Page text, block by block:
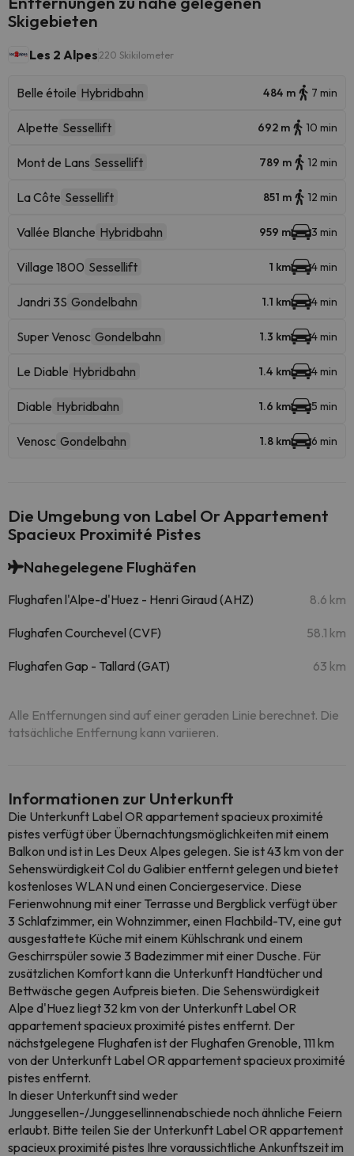
Skigebieten
Les 2 Alpes 220 Skikilometer
Belle étoile Hybridbahn 484 m 7 min
Alpette Sessellift 692 m 10 min
Mont de Lans Sessellift 789 m 12 min
La Côte Sessellift 851 m 12 min
Vallée Blanche Hybridbahn 959 m 3 min
Village 1800 Sessellift 1 km 4 min
Jandri 3S Gondelbahn 1.1 km 4 min
Super Venosc Gondelbahn 1.3 km 4 min
Le Diable Hybridbahn 1.4 km 4 min
Diable Hybridbahn 1.6 km 5 min
Venosc Gondelbahn 1.8 km 6 min
Die Umgebung von Label Or Appartement
Spacieux Proximité Pistes
Nahegelegene Flughäfen
Flughafen l'Alpe-d'Huez - Henri Giraud (AHZ) 8.6 km
Flughafen Courchevel (CVF) 58.1 km
Flughafen Gap - Tallard (GAT) 63 km
Alle Entfernungen sind auf einer geraden Linie berechnet. Die
tatsächliche Entfernung kann variieren.
Informationen zur Unterkunft
Die Unterkunft Label OR appartement spacieux proximité
pistes verfügt über Übernachtungsmöglichkeiten mit einem
Balkon und ist in Les Deux Alpes gelegen. Sie ist 43 km von der
Sehenswürdigkeit Col du Galibier entfernt gelegen und bietet
kostenloses WLAN und einen Conciergeservice. Diese
Ferienwohnung mit einer Terrasse und Bergblick verfügt über
3 Schlafzimmer, ein Wohnzimmer, einen Flachbild-TV, eine gut
ausgestattete Küche mit einem Kühlschrank und einem
Geschirrspüler sowie 3 Badezimmer mit einer Dusche. Für
zusätzlichen Komfort kann die Unterkunft Handtücher und
Bettwäsche gegen Aufpreis bieten. Die Sehenswürdigkeit
Alpe d'Huez liegt 32 km von der Unterkunft Label OR
appartement spacieux proximité pistes entfernt. Der
nächstgelegene Flughafen ist der Flughafen Grenoble, 111 km
von der Unterkunft Label OR appartement spacieux proximité
pistes entfernt.
In dieser Unterkunft sind weder
Junggesellen-/Junggesellinnenabschiede noch ähnliche Feiern
erlaubt. Bitte teilen Sie der Unterkunft Label OR appartement
spacieux proximité pistes Ihre voraussichtliche Ankunftszeit im